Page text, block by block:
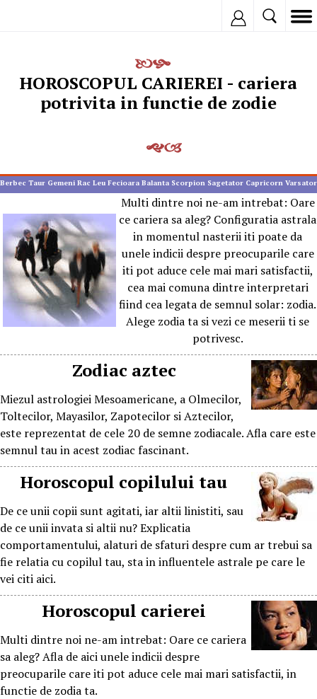
HOROSCOPUL CARIEREI - cariera
potrivita in functie de zodie
Berbec Taur Gemeni Rac Leu Fecioara Balanta Scorpion Sagetator Capricorn Varsator
Pesti
Multi dintre noi ne-am intrebat: Oare
ce cariera sa aleg? Configuratia astrala
in momentul nasterii iti poate da
unele indicii despre preocuparile care
iti pot aduce cele mai mari satisfactii,
cea mai comuna dintre interpretari
fiind cea legata de semnul solar: zodia.
Alege zodia ta si vezi ce meserii ti se
potrivesc.
Zodiac aztec
Miezul astrologiei Mesoamericane, a Olmecilor,
Toltecilor, Mayasilor, Zapotecilor si Aztecilor,
este reprezentat de cele 20 de semne zodiacale. Afla care este
semnul tau in acest zodiac fascinant.
Horoscopul copilului tau
De ce unii copii sunt agitati, iar altii linistiti, sau
de ce unii invata si altii nu? Explicatia
comportamentului, alaturi de sfaturi despre cum ar trebui sa
fie relatia cu copilul tau, sta in influentele astrale pe care le
vei citi aici.
Horoscopul carierei
Multi dintre noi ne-am intrebat: Oare ce cariera
sa aleg? Afla de aici unele indicii despre
preocuparile care iti pot aduce cele mai mari satisfactii, in
functie de zodia ta.